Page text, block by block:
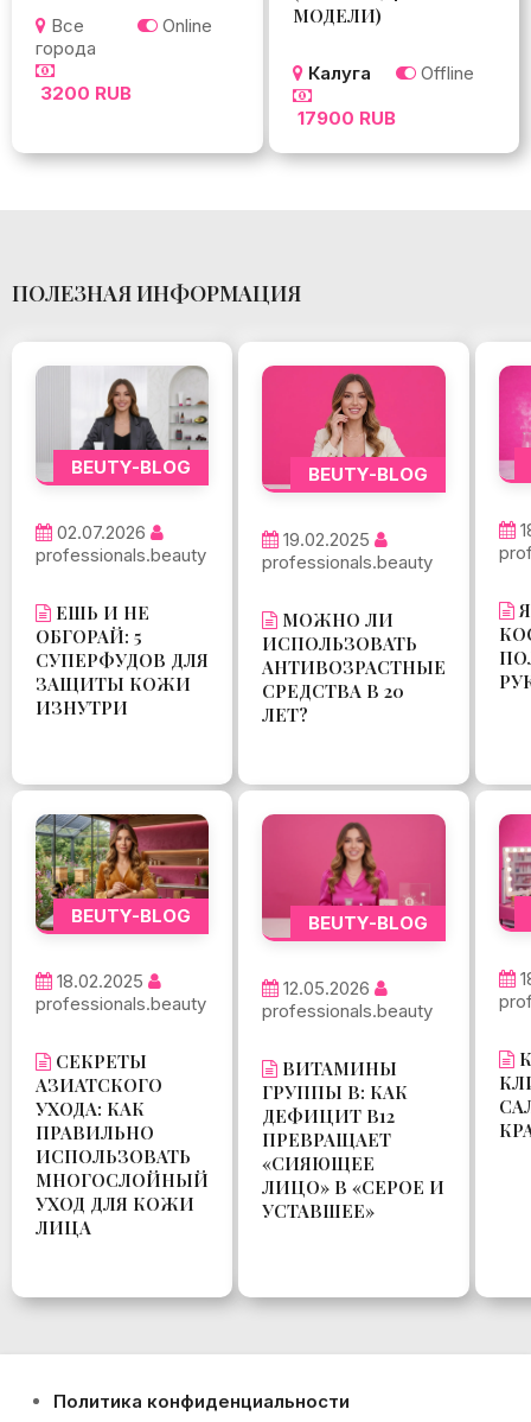
Все
города
Online
3200 RUB
МОДЕЛИ)
Калуга
Offline
17900 RUB
ПОЛЕЗНАЯ ИНФОРМАЦИЯ
BEUTY-BLOG
02.07.2026
professionals.beauty
ЕШЬ И НЕ
ОБГОРАЙ: 5
СУПЕРФУДОВ ДЛЯ
ЗАЩИТЫ КОЖИ
ИЗНУТРИ
BEUTY-BLOG
19.02.2025
professionals.beauty
МОЖНО ЛИ
ИСПОЛЬЗОВАТЬ
АНТИВОЗРАСТНЫЕ
СРЕДСТВА В 20
ЛЕТ?
BEUTY-BLOG
18.02.2025
professionals.beauty
СЕКРЕТЫ
АЗИАТСКОГО
УХОДА: КАК
ПРАВИЛЬНО
ИСПОЛЬЗОВАТЬ
МНОГОСЛОЙНЫЙ
УХОД ДЛЯ КОЖИ
ЛИЦА
BEUTY-BLOG
12.05.2026
professionals.beauty
ВИТАМИНЫ
ГРУППЫ B: КАК
ДЕФИЦИТ B12
ПРЕВРАЩАЕТ
«СИЯЮЩЕЕ
ЛИЦО» В «СЕРОЕ И
УСТАВШЕЕ»
Политика конфиденциальности